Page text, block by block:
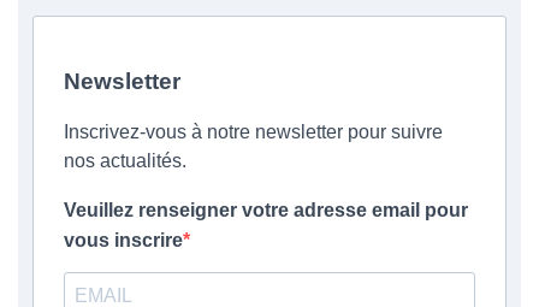
Newsletter
Inscrivez-vous à notre newsletter pour suivre
nos actualités.
Veuillez renseigner votre adresse email pour
vous inscrire